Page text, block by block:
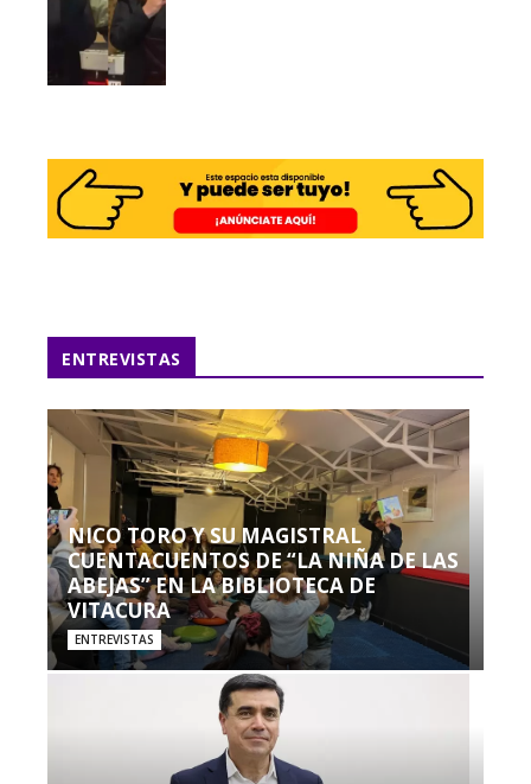
ENTREVISTAS
NICO TORO Y SU MAGISTRAL
CUENTACUENTOS DE “LA NIÑA DE LAS
ABEJAS” EN LA BIBLIOTECA DE
VITACURA
ENTREVISTAS